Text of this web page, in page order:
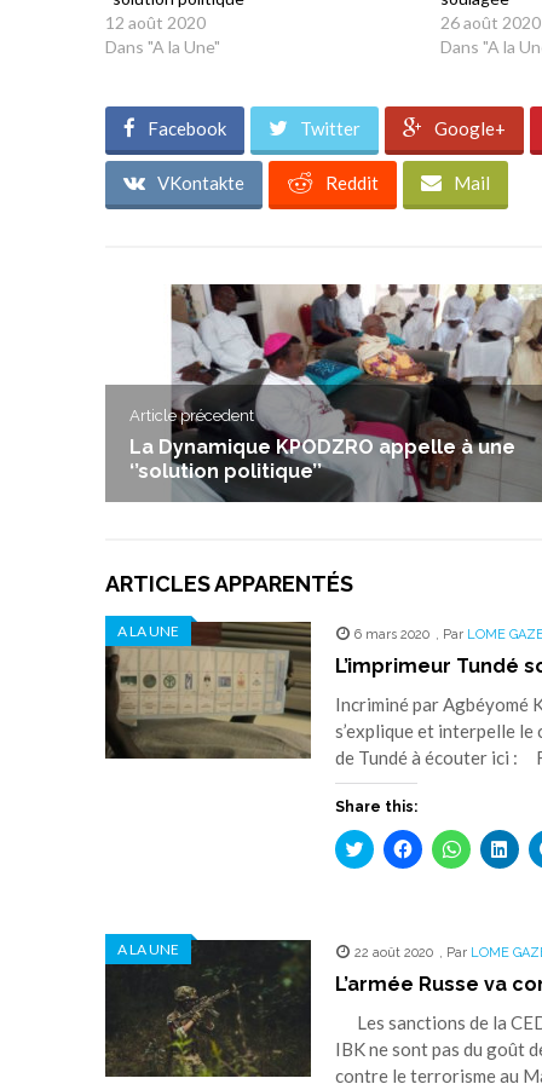
12 août 2020
Dans "A la Une"
26 août 2020
Dans "A la
Facebook Twitter Google+
VKontakte Reddit Mail
Article précedent
La Dynamique KPODZRO appelle à une
‘’solution politique’’
ARTICLES APPARENTÉS
A LA UNE 6 mars 2020 , Par LOME
L’imprimeur Tundé
Incriminé par Agbéyomé
s’explique et interpelle
de Tundé à écouter ici :
Share this:
Cliquez
pour
nouvelle
fenêtre)
Cliquez
pour
nouvelle
fenêtre)
Cliquez
pour
nouvelle
A LA UNE 22 août 2020 , Par LOME
L’armée Russe va
Les sanctions de la
IBK ne sont pas du goût
contre le terrorisme au